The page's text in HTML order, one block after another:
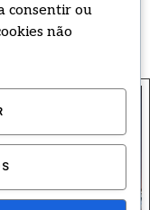
consentir ou
não